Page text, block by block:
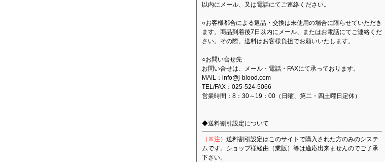
以内にメール、又は電話にてご連絡ください。
○お客様都合による返品・交換は未使用の場合に限らせていただき
ます。商品到着後7日以内にメール、またはお電話にてご連絡くだ
さい。その際、送料はお客様負担でお願いいたします。
○お問い合せ先
お問い合せは、メール・電話・FAXにて承っております。
MAIL：info@j-blood.com
TEL/FAX：025-524-5066
営業時間：8：30～19：00（日曜、第二・四土曜日定休）
◆送料割引設定について
（※注） 送料割引設定はこのサイトで購入された方のみのシステ
ムです。ショップ様経由（業販）等は適応出来ませんのでご了承
下さい。